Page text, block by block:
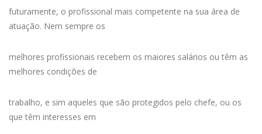
futuramente, o profissional mais competente na sua área de
atuação. Nem sempre os
melhores profissionais recebem os maiores salários ou têm as
melhores condições de
trabalho, e sim aqueles que são protegidos pelo chefe, ou os
que têm interesses em